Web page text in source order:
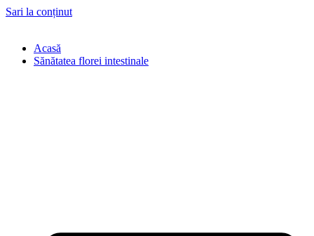
Sari la conținut
Acasă
Sănătatea florei intestinale